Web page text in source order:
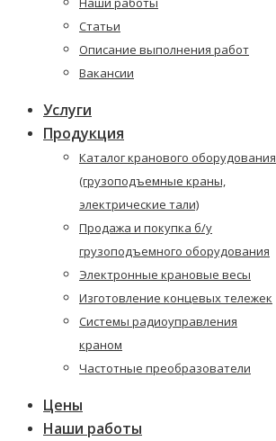
Статьи
Описание выполнения работ
Вакансии
Услуги
Продукция
Каталог кранового оборудования
(грузоподъемные краны,
электрические тали)
Продажа и покупка б/у
грузоподъемного оборудования
Электронные крановые весы
Изготовление концевых тележек
Системы радиоуправления
краном
Частотные преобразователи
Цены
Наши работы